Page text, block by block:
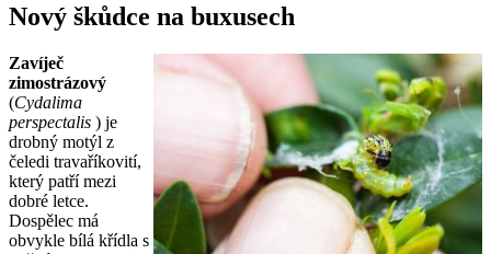
Nový škůdce na buxusech
Zavíječ
zimostrázový
(Cydalima
perspectalis ) je
drobný motýl z
čeledi travaříkovití,
který patří mezi
dobré letce.
Dospělec má
obvykle bílá křídla s